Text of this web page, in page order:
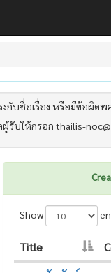
งกับชื่อเรื่อง หรือมีข้อผิด
ผู้รับให้กรอก thailis-
Show
Title